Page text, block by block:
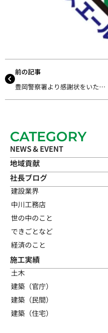
前の記事
豊岡警察署より感謝状をいただきました
CATEGORY
NEWS & EVENT
地域貢献
社長ブログ
建設業界
中川工務店
世の中のこと
できごとなど
経済のこと
施工実績
土木
建築（官庁）
建築（民間）
建築（住宅）